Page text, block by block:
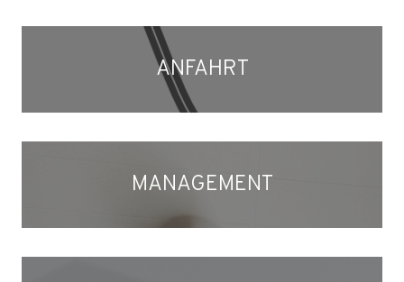
ANFAHRT
MANAGEMENT